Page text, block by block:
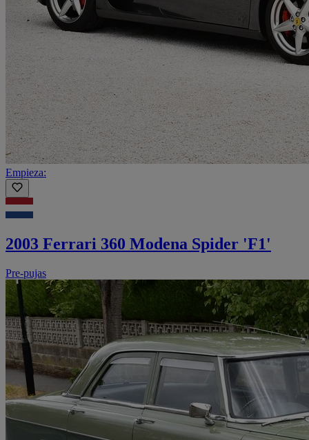
Empieza:
2003 Ferrari 360 Modena Spider 'F1'
Pre-pujas